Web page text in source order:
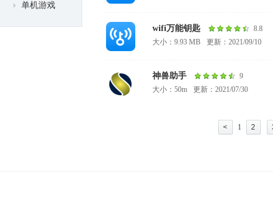
单机游戏
wifi万能钥匙
8.8
大小：9.93 MB
更新：2021/09/10
神兽助手
9
大小：50m
更新：2021/07/30
< 1 2